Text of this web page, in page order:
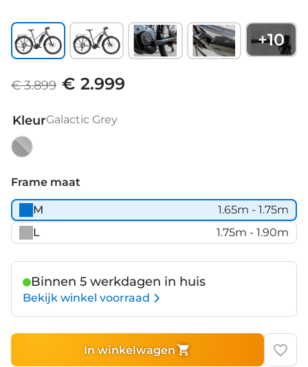
+10
€ 3.899 € 2.999
KleurGalactic Grey
Grey
Frame maat
M
1.65m - 1.75m
L
1.75m - 1.90m
Binnen 5 werkdagen in huis
Bekijk winkel voorraad
In winkelwagen